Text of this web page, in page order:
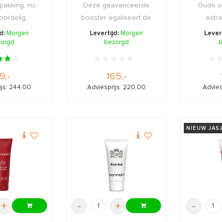
nu
Morgen
244,00
Deze geavanceerde
booster egaliseert de
huid en verzacht bes ...
Levertijd: Morgen
bezorgd
165,-
Adviesprijs: 220,00
Oude
+ - +
NIEUW
-